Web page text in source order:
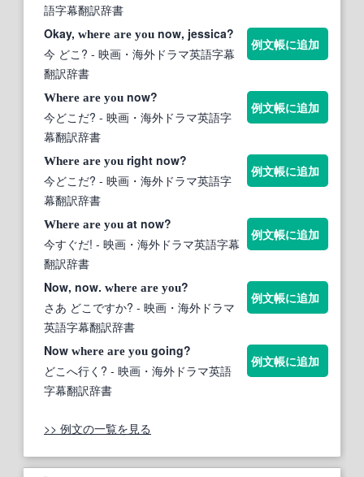
語字幕翻訳辞書
Okay, where are you now, jessica?
今 どこ? - 映画・海外ドラマ英語字幕
翻訳辞書
例文帳に追加
Where are you now?
今どこだ? - 映画・海外ドラマ英語字
幕翻訳辞書
例文帳に追加
Where are you right now?
今どこだ? - 映画・海外ドラマ英語字
幕翻訳辞書
例文帳に追加
Where are you at now?
今すぐだ! - 映画・海外ドラマ英語字幕
翻訳辞書
例文帳に追加
Now, now. where are you?
さあ どこですか? - 映画・海外ドラマ
英語字幕翻訳辞書
例文帳に追加
Now where are you going?
どこへ行く? - 映画・海外ドラマ英語
字幕翻訳辞書
例文帳に追加
>> 例文の一覧を見る